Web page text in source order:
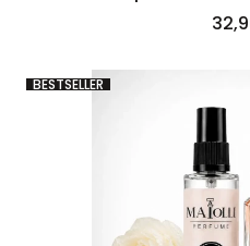
BESTSELLER